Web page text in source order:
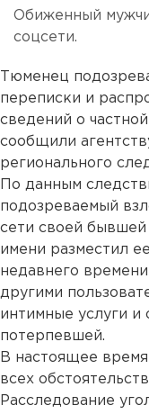
Обиженный
соцсети.
Тюменец
переписки и
сведений о
сообщили
регионального
По данным
подозреваемый
сети своей бывшей
имени разместил
недавнего
другими
интимные услуги и
потерпевшей.
В настоящее
всех
Расследование